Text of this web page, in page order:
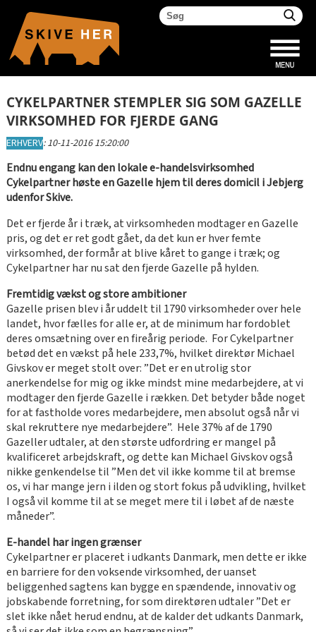
CYKELPARTNER STEMPLER SIG SOM GAZELLE
VIRKSOMHED FOR FJERDE GANG
ERHVERV:10-11-2016 15:20:00
Endnu engang kan den lokale e-handelsvirksomhed
Cykelpartner høste en Gazelle hjem til deres domicil i Jebjerg
udenfor Skive.
Det er fjerde år i træk, at virksomheden modtager en Gazelle
pris, og det er ret godt gået, da det kun er hver femte
virksomhed, der formår at blive kåret to gange i træk; og
Cykelpartner har nu sat den fjerde Gazelle på hylden.
Fremtidig vækst og store ambitioner
Gazelle prisen blev i år uddelt til 1790 virksomheder over hele
landet, hvor fælles for alle er, at de minimum har fordoblet
deres omsætning over en fireårig periode. For Cykelpartner
betød det en vækst på hele 233,7%, hvilket direktør Michael
Givskov er meget stolt over: ”Det er en utrolig stor
anerkendelse for mig og ikke mindst mine medarbejdere, at vi
modtager den fjerde Gazelle i rækken. Det betyder både noget
for at fastholde vores medarbejdere, men absolut også når vi
skal rekruttere nye medarbejdere”. Hele 37% af de 1790
Gazeller udtaler, at den største udfordring er mangel på
kvalificeret arbejdskraft, og dette kan Michael Givskov også
nikke genkendelse til ”Men det vil ikke komme til at bremse
os, vi har mange jern i ilden og stort fokus på udvikling, hvilket
I også vil komme til at se meget mere til i løbet af de næste
måneder”.
E-handel har ingen grænser
Cykelpartner er placeret i udkants Danmark, men dette er ikke
en barriere for den voksende virksomhed, der uanset
beliggenhed sagtens kan bygge en spændende, innovativ og
jobskabende forretning, for som direktøren udtaler ”Det er
slet ikke nået herud endnu, at de kalder det udkants Danmark,